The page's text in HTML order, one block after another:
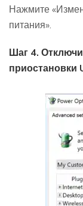
Нажмите
питания».
Шаг 4.
приостановки